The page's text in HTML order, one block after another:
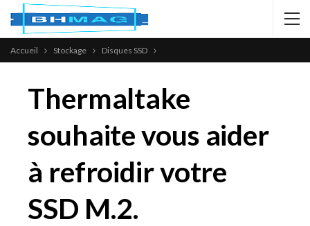
Accueil Stockage Disques SSD
Thermaltake
souhaite vous aider
à refroidir votre
SSD M.2.